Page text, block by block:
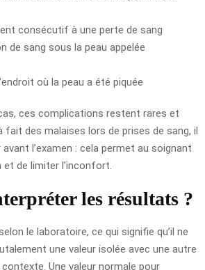
consécutif à une perte de sang
de sang sous la peau appelée
où la peau a été piquée
ces complications restent rares et
fait des malaises lors de prises de sang, il
l’examen : cela permet au soignant
et de limiter l’inconfort.
les résultats ?
le laboratoire, ce qui signifie qu’il ne
une valeur isolée avec une autre
Une valeur normale pour